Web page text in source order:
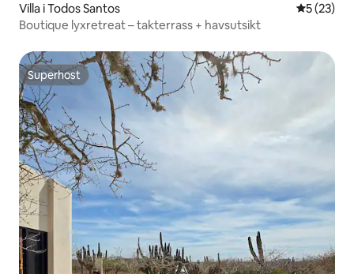
Villa i Todos Santos 5 av 5 i
5 (23)
Boutique lyxretreat – takterrass + havsutsikt
Superhost
Superhost